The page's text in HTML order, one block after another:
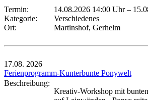
Termin: 14.08.2026 14:00 Uhr–
Kategorie:
Verschiedenes
Ort:
Martinshof, Gerhelm
17.08. 2026
Ferienprogramm-Kunterbunte Ponywelt
Beschreibung:
Kreativ-Workshop mit